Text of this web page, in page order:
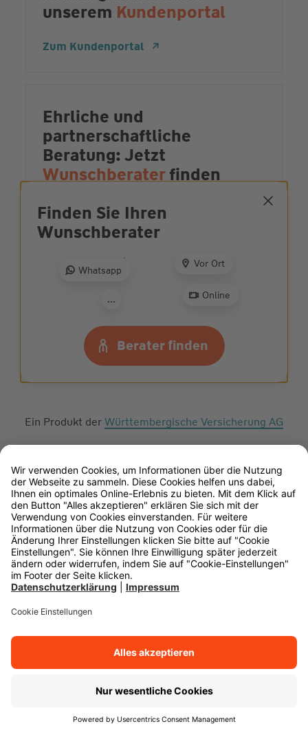
Berater finden
Finden Sie Ihren
Wunsch­berater
Whatsapp
...
Vor Ort
Online
unserem Kundenportal
Zum Kundenportal
Ehrliche und
partnerschaftliche
Beratung: Jetzt
Wunschberaterfinden
Zur Beratersuche
Schäden vorbeugen
können Sie tun
Mehr zur Schadenprävention
Ein Produkt derWürttembergische Versicherung AG
Ihr allgemeiner Kontakt
+49 711 662 - 0
Mo. - Fr. | von 08:00 bis 18:00 Uhr
info@wuerttembergische.de